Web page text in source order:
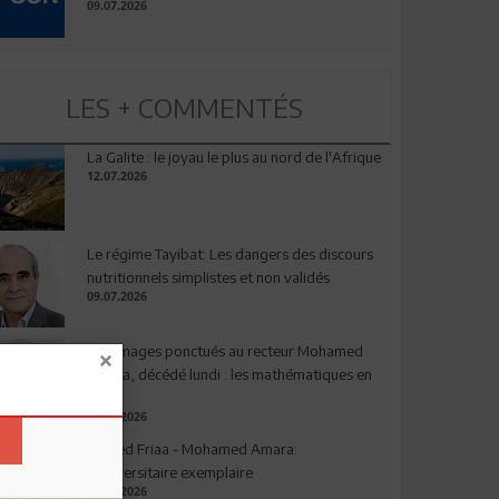
09.07.2026
LES + COMMENTÉS
La Galite : le joyau le plus au nord de l'Afrique
12.07.2026
Le régime Tayibat: Les dangers des discours
nutritionnels simplistes et non validés
09.07.2026
Hommages ponctués au recteur Mohamed
Amara, décédé lundi : les mathématiques en
03.08.2026
Ahmed Friaa - Mohamed Amara:
l’Universitaire exemplaire
04.08.2026